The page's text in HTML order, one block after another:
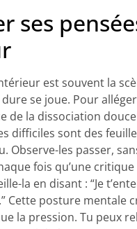
ses
est souvent la
se joue. Pour
de la dissociation
difficiles sont des
Observe-les passer,
fois qu’une
la en disant : “Je
Cette posture mentale
la pression. Tu peux